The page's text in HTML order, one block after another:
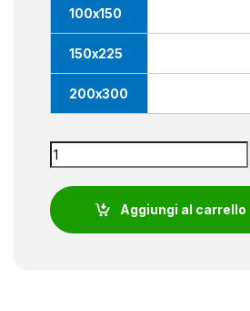
100x150
150x225
200x300
Bandiera Camerun quantity
Aggiungi al carrello